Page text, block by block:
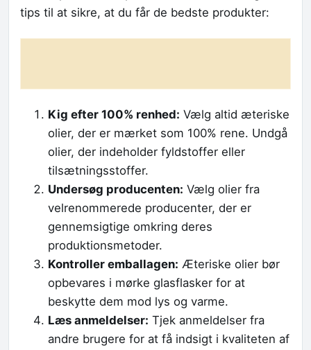
tips til at sikre, at du får de bedste produkter:
Kig efter 100% renhed: Vælg altid æteriske
olier, der er mærket som 100% rene. Undgå
olier, der indeholder fyldstoffer eller
tilsætningsstoffer.
Undersøg producenten: Vælg olier fra
velrenommerede producenter, der er
gennemsigtige omkring deres
produktionsmetoder.
Kontroller emballagen: Æteriske olier bør
opbevares i mørke glasflasker for at
beskytte dem mod lys og varme.
Læs anmeldelser: Tjek anmeldelser fra
andre brugere for at få indsigt i kvaliteten af